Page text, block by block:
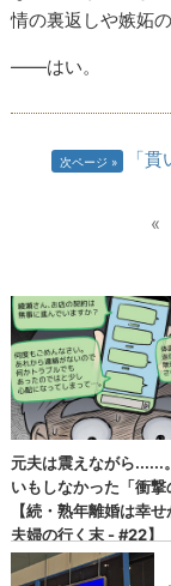
情の裏返しや嫉妬
――はい。
次ページ 「
«